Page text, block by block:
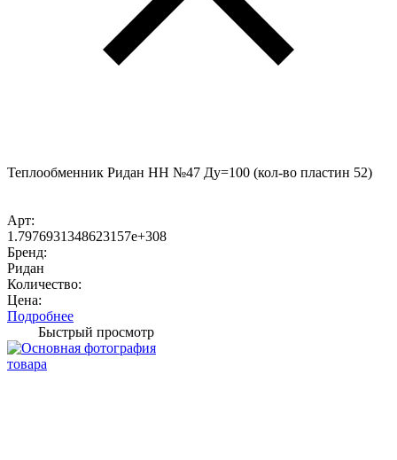
Теплообменник Ридан НН №47 Ду=100 (кол-во пластин 52)
Арт:
1.7976931348623157e+308
Бренд:
Ридан
Количество:
Цена:
Подробнее
Быстрый просмотр